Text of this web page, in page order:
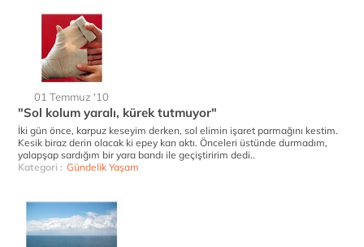
01 Temmuz '10
"Sol kolum yaralı, kürek tutmuyor"
İki gün önce, karpuz keseyim derken, sol elimin işaret parmağını kestim.
Kesik biraz derin olacak ki epey kan aktı. Önceleri üstünde durmadım,
yalapşap sardığım bir yara bandı ile geçiştiririm dedi..
Kategori : Gündelik Yaşam